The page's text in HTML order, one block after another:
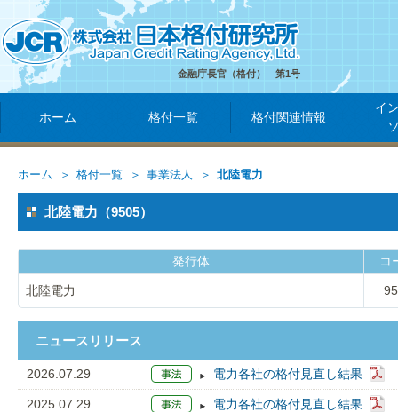
金融庁長官（格付） 第1号
ホーム 格付一覧 格付関連情報
イ
ホーム 格付一覧 事業法人 北陸電力
北陸電力（9505）
発行体 コ
北陸電力
ニュースリリース
2026.07.29 電力各社の格付見直し結果
2025.07.29 電力各社の格付見直し結果